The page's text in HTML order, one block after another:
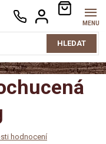
HLEDAT
NÁKUPNÍ
KOŠÍK
hodnocení